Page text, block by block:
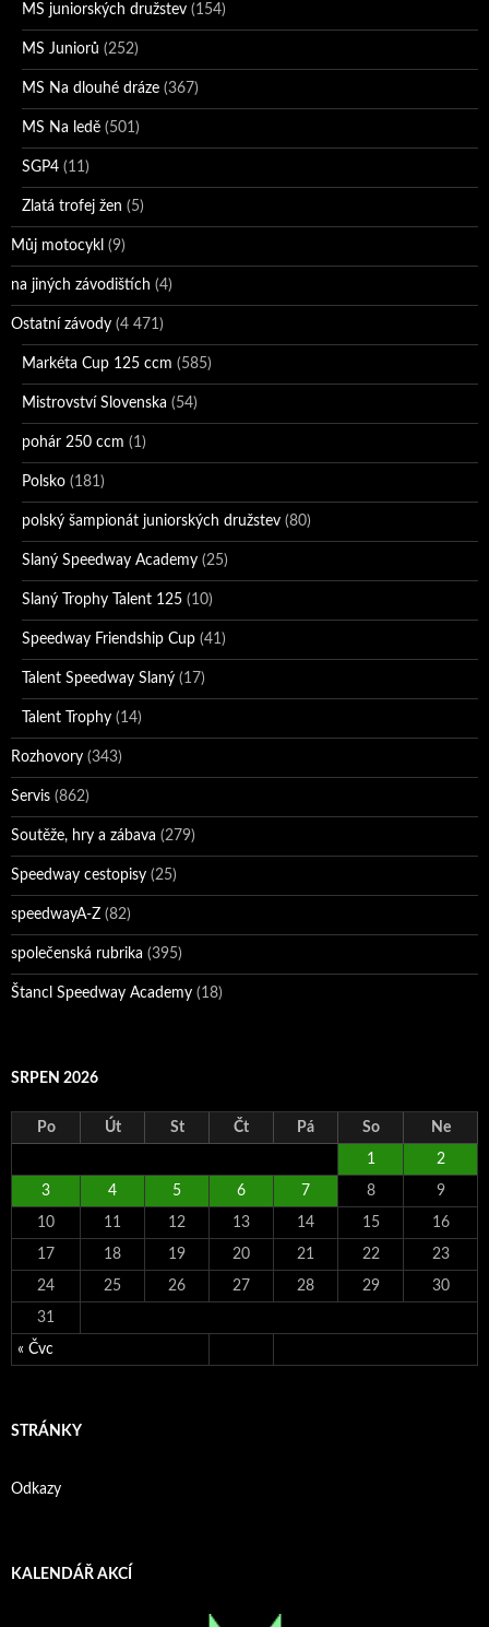
MS juniorských družstev (154)
MS Juniorů (252)
MS Na dlouhé dráze (367)
MS Na ledě (501)
SGP4 (11)
Zlatá trofej žen (5)
Můj motocykl (9)
na jiných závodištích (4)
Ostatní závody (4 471)
Markéta Cup 125 ccm (585)
Mistrovství Slovenska (54)
pohár 250 ccm (1)
Polsko (181)
polský šampionát juniorských družstev (80)
Slaný Speedway Academy (25)
Slaný Trophy Talent 125 (10)
Speedway Friendship Cup (41)
Talent Speedway Slaný (17)
Talent Trophy (14)
Rozhovory (343)
Servis (862)
Soutěže, hry a zábava (279)
Speedway cestopisy (25)
speedwayA-Z (82)
společenská rubrika (395)
Štancl Speedway Academy (18)
SRPEN 2026
Po Út St Čt Pá So Ne
« Čvc
1 2
3 4 5 6 7 8 9
10 11 12 13 14 15 16
17 18 19 20 21 22 23
24 25 26 27 28 29 30
31
STRÁNKY
Odkazy
KALENDÁŘ AKCÍ